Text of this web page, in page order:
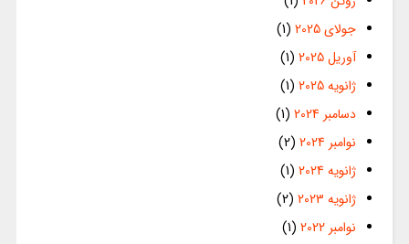
جولای 2025
(1)
آوریل 2025
(1)
ژانویه 2025
(1)
دسامبر 2024
(1)
نوامبر 2024
(2)
ژانویه 2024
(1)
ژانویه 2023
(2)
نوامبر 2022
(1)